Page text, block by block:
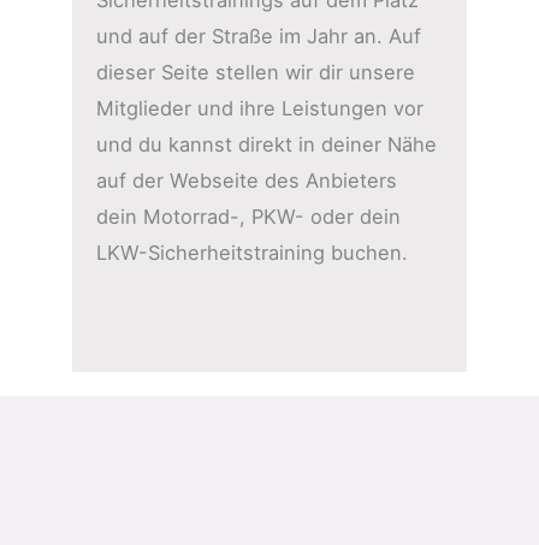
und auf der Straße im Jahr an. Auf
dieser Seite stellen wir dir unsere
Mitglieder und ihre Leistungen vor
und du kannst direkt in deiner Nähe
auf der Webseite des Anbieters
dein Motorrad-, PKW- oder dein
LKW-Sicherheitstraining buchen.